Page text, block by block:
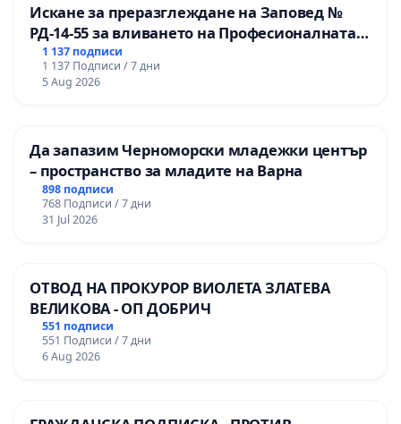
Искане за преразглеждане на Заповед №
РД-14-55 за вливането на Професионалната
гимназия по промишлени технологии в
Професионалната гимназия по икономика и
мениджмънт – гр. Пазарджик
1 137 подписи
1 137 Подписи / 7 дни
5 Aug 2026
Да запазим Черноморски младежки център
– пространство за младите на Варна
898 подписи
768 Подписи / 7 дни
31 Jul 2026
ОТВОД НА ПРОКУРОР ВИОЛЕТА ЗЛАТЕВА
ВЕЛИКОВА - ОП ДОБРИЧ
551 подписи
551 Подписи / 7 дни
6 Aug 2026